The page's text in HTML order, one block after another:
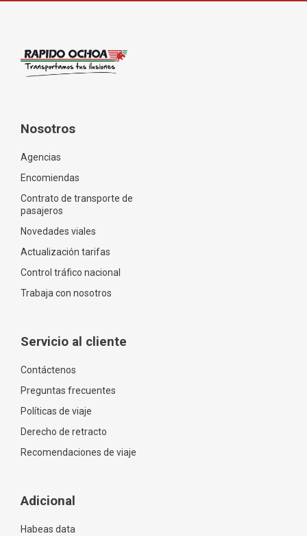
Nosotros
Agencias
Encomiendas
Contrato de transporte de
pasajeros
Novedades viales
Actualización tarifas
Control tráfico nacional
Trabaja con nosotros
Servicio al cliente
Contáctenos
Preguntas frecuentes
Políticas de viaje
Derecho de retracto
Recomendaciones de viaje
Adicional
Habeas data